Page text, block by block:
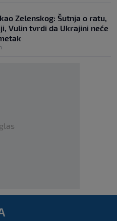
Zelenskog: Šutnja o ratu,
Vulin tvrdi da Ukrajini neće